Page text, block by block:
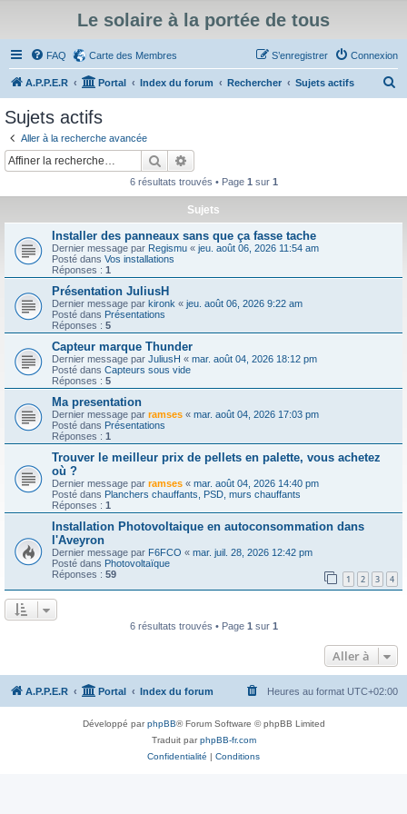
Le solaire à la portée de tous
FAQ Carte des Membres Connexion
S’enregistrer
A.P.P.E.R Portal Index du forum Rechercher Sujets actifs
r
Sujets actifs
Aller à la recherche avancée
Rechercher
6 résultats trouvés • Page 1 sur 1
Sujets
Installer des panneaux sans que ça fasse tache
Dernier message par Regismu « jeu. août 06, 2026 11:54 am
Posté dans Vos installations
Réponses : 1
Présentation JuliusH
Dernier message par kironk « jeu. août 06, 2026 9:22 am
Posté dans Présentations
Réponses : 5
Capteur marque Thunder
Dernier message par JuliusH « mar. août 04, 2026 18:12 pm
Posté dans Capteurs sous vide
Réponses : 5
Ma presentation
Dernier message par ramses « mar. août 04, 2026 17:03 pm
Posté dans Présentations
Réponses : 1
Trouver le meilleur prix de pellets en palette, vous achetez
où ?
Dernier message par ramses « mar. août 04, 2026 14:40 pm
Posté dans Planchers chauffants, PSD, murs chauffants
Réponses : 1
Installation Photovoltaique en autoconsommation dans
l'Aveyron
Dernier message par F6FCO « mar. juil. 28, 2026 12:42 pm
Posté dans Photovoltaïque
Réponses : 59 1 2 3 4
6 résultats trouvés • Page 1 sur 1
Aller à
A.P.P.E.R Portal Index du forum Heures au format UTC+02:00
Développé parphpBB® Forum Software © phpBB Limited
Traduit parphpBB-fr.com
Confidentialité | Conditions